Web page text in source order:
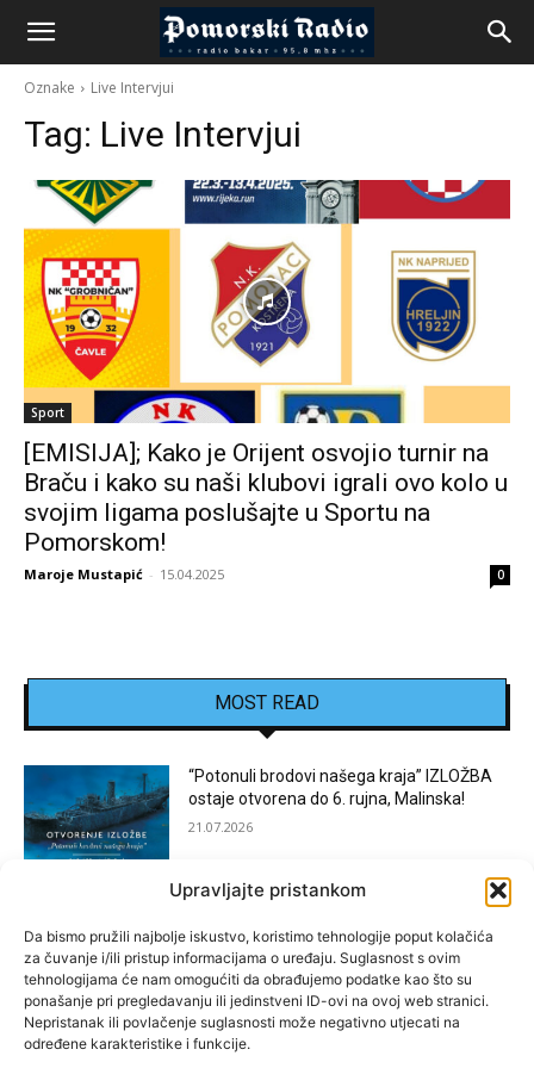
Upravljajte pristankom
Da bismo pružili najbolje iskustvo, koristimo tehnologije poput kolačića
za čuvanje i/ili pristup informacijama o uređaju. Suglasnost s ovim
tehnologijama će nam omogućiti da obrađujemo podatke kao što su
ponašanje pri pregledavanju ili jedinstveni ID-ovi na ovoj web stranici.
Nepristanak ili povlačenje suglasnosti može negativno utjecati na
određene karakteristike i funkcije.
Oznake Live Intervjui
Tag: Live Intervjui
Sport
[EMISIJA]; Kako je Orijent osvojio turnir na
Braču i kako su naši klubovi igrali ovo kolo u
svojim ligama poslušajte u Sportu na
Pomorskom!
Maroje Mustapić - 15.04.2025 0
MOST READ
“Potonuli brodovi našega kraja” IZLOŽBA
ostaje otvorena do 6. rujna, Malinska!
21.07.2026
KOSTRENI”
15.07.2026
[BAKAR]: MARGARETINO LETO 2026!